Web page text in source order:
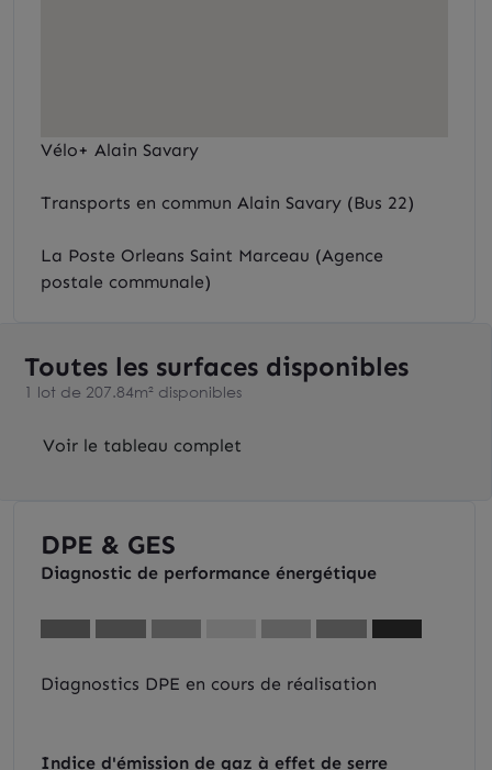
Vélo+ Alain Savary
Transports en commun Alain Savary (Bus 22)
La Poste Orleans Saint Marceau (Agence
postale communale)
Toutes les surfaces disponibles
1 lot de 207.84m² disponibles
Voir le tableau complet
DPE & GES
Diagnostic de performance énergétique
Diagnostics DPE en cours de réalisation
Indice d'émission de gaz à effet de serre